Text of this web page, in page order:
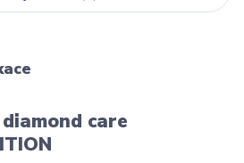
care